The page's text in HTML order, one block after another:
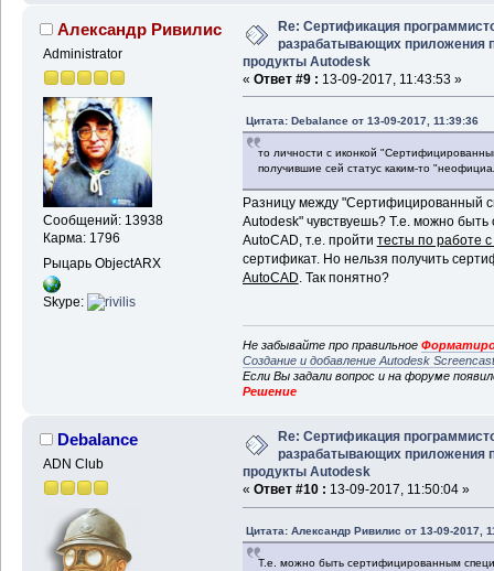
Александр Ривилис
Administrator
Сообщений: 13938
Карма: 1796
Рыцарь ObjectARX
Skype:
Re: Сертификация
разрабатывающих приложения
продукты Autodesk
« Ответ #9 : 13-09-2017, 11:43:53 »
Цитата: Debalance от 13-09-2017, 11:39:36
то личности с иконкой
получившие сей статус каким-то
Разницу между "Сертифицированный
Autodesk" чувствуешь? Т.е. можно
AutoCAD, т.е. пройти тесты по работе
сертификат. Но нельзя получить
AutoCAD. Так понятно?
Не забывайте про правильное
Создание и добавление Autodesk
Если Вы задали вопрос и на форуме
Решение
Debalance
ADN Club
Re: Сертификация
разрабатывающих приложения
продукты Autodesk
« Ответ #10 : 13-09-2017, 11:50:04 »
Цитата: Александр Ривилис от 13-09-2017,
Т.е. можно быть сертифицированным